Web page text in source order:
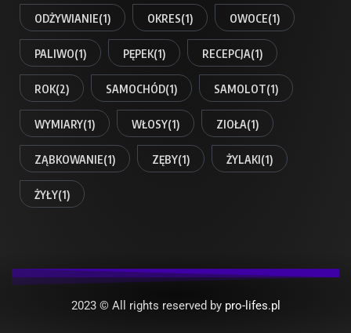
ODŻYWIANIE(1) OKRES(1) OWOCE(1)
PALIWO(1) PĘPEK(1) RECEPCJA(1)
ROK(2) SAMOCHÓD(1) SAMOLOT(1)
WYMIARY(1) WŁOSY(1) ZIOŁA(1)
ZĄBKOWANIE(1) ZĘBY(1) ŻYLAKI(1)
ŻYŁY(1)
2023 © All rights reserved by pro-lifes.pl